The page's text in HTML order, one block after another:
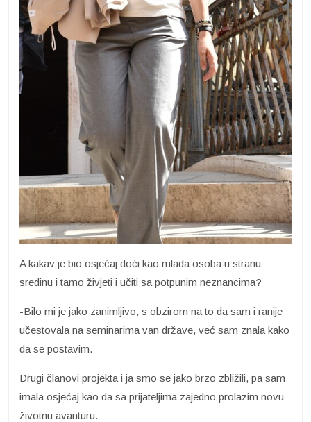
A kakav je bio osjećaj doći kao mlada osoba u stranu
sredinu i tamo živjeti i učiti sa potpunim neznancima?
-Bilo mi je jako zanimljivo, s obzirom na to da sam i ranije
učestovala na seminarima van države, već sam znala kako
da se postavim.
Drugi članovi projekta i ja smo se jako brzo zbližili, pa sam
imala osjećaj kao da sa prijateljima zajedno prolazim novu
životnu avanturu.